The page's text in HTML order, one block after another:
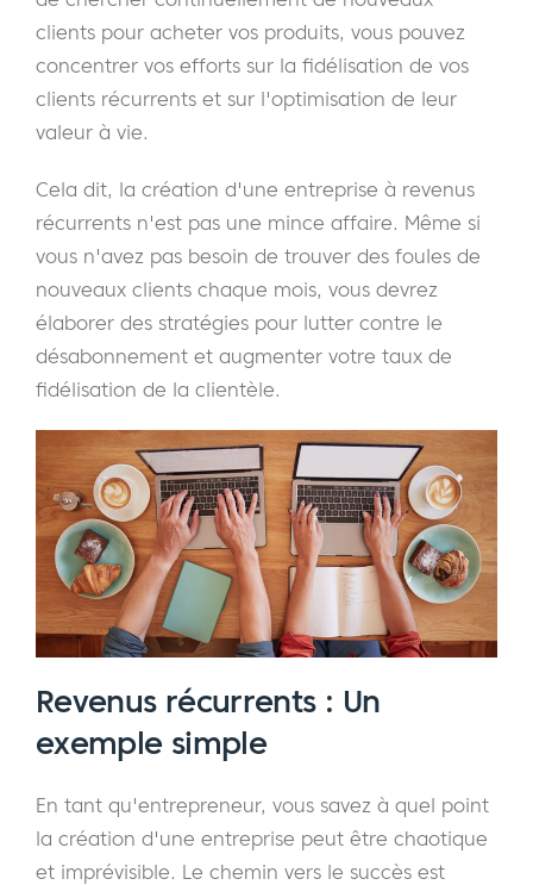
clients pour acheter vos produits, vous pouvez
concentrer vos efforts sur la fidélisation de vos
clients récurrents et sur l'optimisation de leur
valeur à vie.
Cela dit, la création d'une entreprise à revenus
récurrents n'est pas une mince affaire. Même si
vous n'avez pas besoin de trouver des foules de
nouveaux clients chaque mois, vous devrez
élaborer des stratégies pour lutter contre le
désabonnement et augmenter votre taux de
fidélisation de la clientèle.
Revenus récurrents : Un
exemple simple
En tant qu'entrepreneur, vous savez à quel point
la création d'une entreprise peut être chaotique
et imprévisible. Le chemin vers le succès est